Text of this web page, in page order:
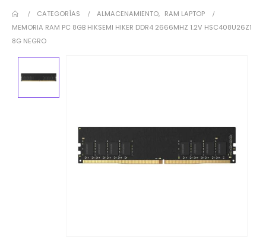
CATEGORÍAS ALMACENAMIENTO, RAM LAPTOP
MEMORIA RAM PC 8GB HIKSEMI HIKER DDR4 2666MHZ 1.2V HSC408U26Z1
8G NEGRO